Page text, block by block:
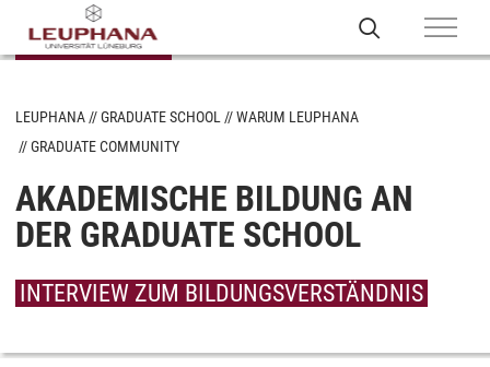
LEUPHANA GRADUATE SCHOOL
WARUM LEUPHANA
GRADUATE COMMUNITY
AKADEMISCHE BILDUNG AN
DER GRADUATE SCHOOL
INTERVIEW ZUM BILDUNGSVERSTÄNDNIS